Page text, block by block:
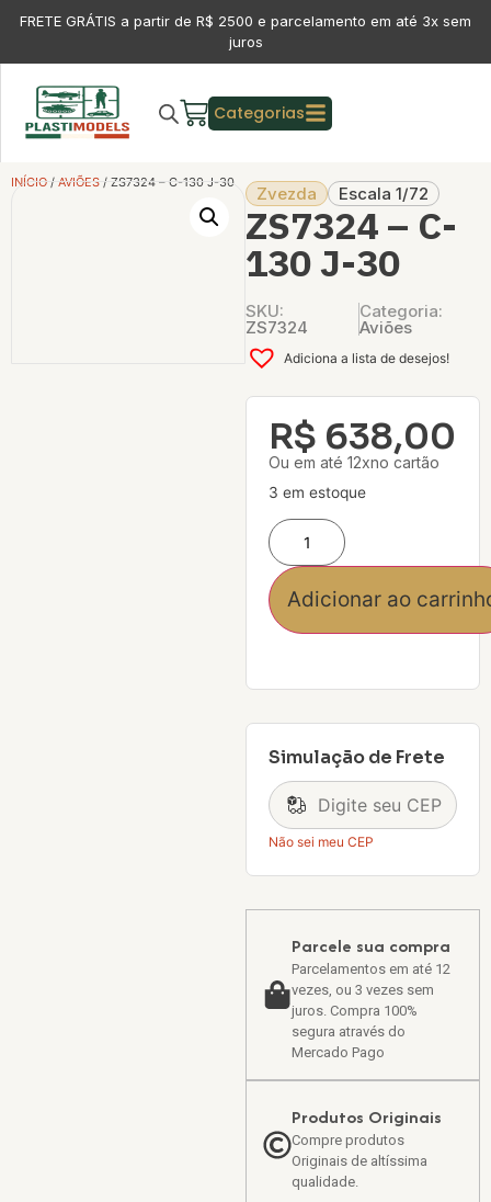
FRETE GRÁTIS a partir de R$ 2500 e parcelamento em até 3x sem
juros
Categorias
INÍCIO / AVIÕES / ZS7324 – C-130 J-30
Zvezda Escala 1/72
ZS7324 – C-
130 J-30
SKU:
ZS7324
Categoria:
Aviões
Adiciona a lista de desejos!
R$ 638,00
Ou em até 12xno cartão
3 em estoque
Adicionar ao
Simulação de Frete
Não sei meu CEP
Parcele sua compra
Parcelamentos em até 12
vezes, ou 3 vezes sem
juros. Compra 100%
segura através do
Mercado Pago
Produtos Originais
Compre produtos
Originais de altíssima
qualidade.